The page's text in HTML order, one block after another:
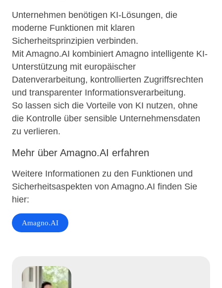
Unternehmen benötigen KI-Lösungen, die
moderne Funktionen mit klaren
Sicherheitsprinzipien verbinden.
Mit Amagno.AI kombiniert Amagno intelligente KI-
Unterstützung mit europäischer
Datenverarbeitung, kontrollierten Zugriffsrechten
und transparenter Informationsverarbeitung.
So lassen sich die Vorteile von KI nutzen, ohne
die Kontrolle über sensible Unternehmensdaten
zu verlieren.
Mehr über Amagno.AI erfahren
Weitere Informationen zu den Funktionen und
Sicherheitsaspekten von Amagno.AI finden Sie
hier:
Amagno.AI